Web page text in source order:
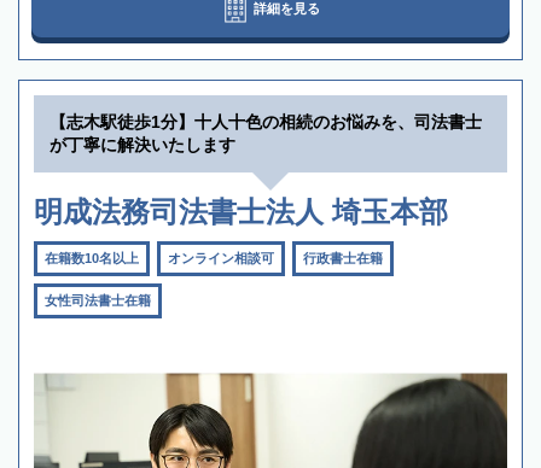
詳細を見る
【志木駅徒歩1分】十人十色の相続のお悩みを、司法書士
が丁寧に解決いたします
明成法務司法書士法人 埼玉本部
在籍数10名以上 オンライン相談可 行政書士在籍
女性司法書士在籍